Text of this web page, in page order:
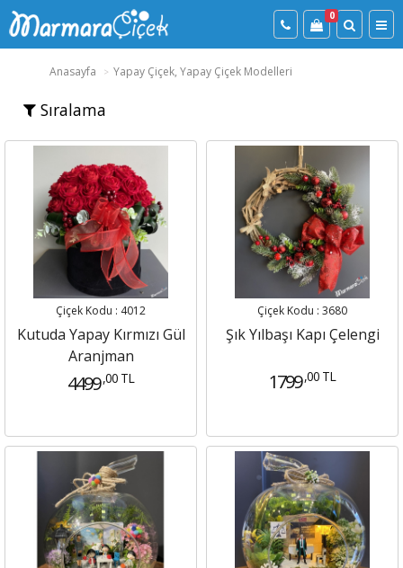
0
Anasayfa Yapay Çiçek, Yapay Çiçek Modelleri
Sıralama
Çiçek Kodu : 4012
Kutuda Yapay Kırmızı Gül
Aranjman
4499 ,00 TL
Çiçek Kodu : 3680
Şık Yılbaşı Kapı Çelengi
1799 ,00 TL